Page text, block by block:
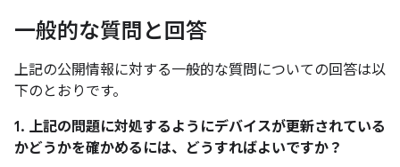
一般的な質問と回答
上記の公開情報に対する一般的な質問についての回答は以
下のとおりです。
1. 上記の問題に対処するようにデバイスが更新されている
かどうかを確かめるには、どうすればよいですか？